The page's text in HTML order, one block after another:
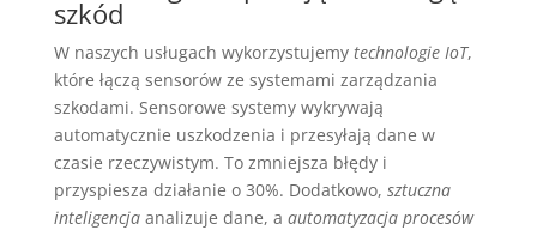
szkód
W naszych usługach wykorzystujemy technologie IoT,
które łączą sensorów ze systemami zarządzania
szkodami. Sensorowe systemy wykrywają
automatycznie uszkodzenia i przesyłają dane w
czasie rzeczywistym. To zmniejsza błędy i
przyspiesza działanie o 30%. Dodatkowo, sztuczna
inteligencjaanalizuje dane, a automatyzacja procesów